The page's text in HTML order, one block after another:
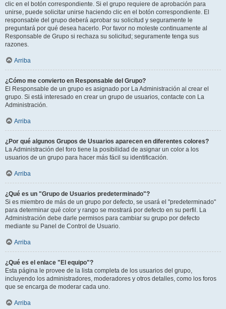
clic en el botón correspondiente. Si el grupo requiere de aprobación para
unirse, puede solicitar unirse haciendo clic en el botón correspondiente. El
responsable del grupo deberá aprobar su solicitud y seguramente le
preguntará por qué desea hacerlo. Por favor no moleste continuamente al
Responsable de Grupo si rechaza su solicitud; seguramente tenga sus
razones.
Arriba
¿Cómo me convierto en Responsable del Grupo?
El Responsable de un grupo es asignado por La Administración al crear el
grupo. Si está interesado en crear un grupo de usuarios, contacte con La
Administración.
Arriba
¿Por qué algunos Grupos de Usuarios aparecen en diferentes colores?
La Administración del foro tiene la posibilidad de asignar un color a los
usuarios de un grupo para hacer más fácil su identificación.
Arriba
¿Qué es un "Grupo de Usuarios predeterminado"?
Si es miembro de más de un grupo por defecto, se usará el "predeterminado"
para determinar qué color y rango se mostrará por defecto en su perfil. La
Administración debe darle permisos para cambiar su grupo por defecto
mediante su Panel de Control de Usuario.
Arriba
¿Qué es el enlace "El equipo"?
Esta página le provee de la lista completa de los usuarios del grupo,
incluyendo los administradores, moderadores y otros detalles, como los foros
que se encarga de moderar cada uno.
Arriba